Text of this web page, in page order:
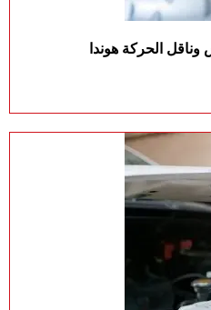
الحركة هوندا